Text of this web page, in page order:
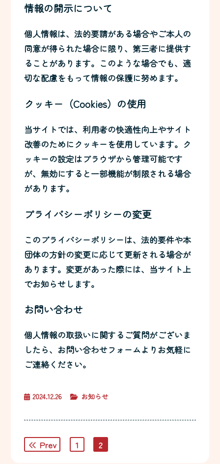
情報の開示について
個人情報は、法的要請がある場合やご本人の
同意が得られた場合に限り、第三者に提供す
ることがあります。このような場合でも、適
切な配慮をもって情報の保護に努めます。
クッキー（Cookies）の使用
当サイトでは、利用者の快適性向上やサイト
改善のためにクッキーを使用しています。ク
ッキーの設定はブラウザから管理可能です
が、無効にすると一部機能が制限される場合
があります。
プライバシーポリシーの変更
このプライバシーポリシーは、法的要件や本
団体の方針の変更に応じて更新される場合が
あります。変更があった際には、当サイト上
でお知らせします。
お問い合わせ
個人情報の取扱いに関するご質問がございま
したら、お問い合わせフォームよりお気軽に
ご連絡ください。
2024.12.26 お知らせ
投 Prev 1 2